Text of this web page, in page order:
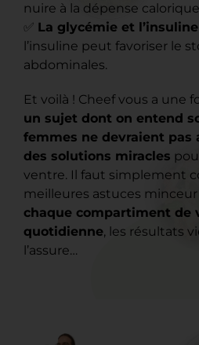
nuire à la dépense
✅ La glycémie et l’insuline
l’insuline peut favoriser le
abdominales.
Et voilà ! Cheef vous a une
un sujet dont on entend
femmes ne devraient pas
des solutions miracles
ventre. Il faut simplement
meilleures astuces
chaque compartiment de
quotidienne, les résultats
l’assure…